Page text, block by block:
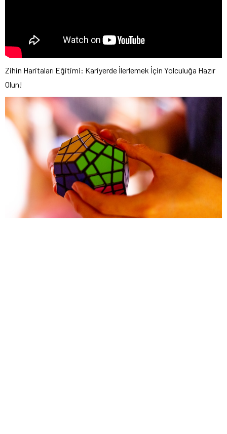
Zihin Haritaları Eğitimi: Kariyerde İlerlemek İçin Yolculuğa Hazır
Olun!